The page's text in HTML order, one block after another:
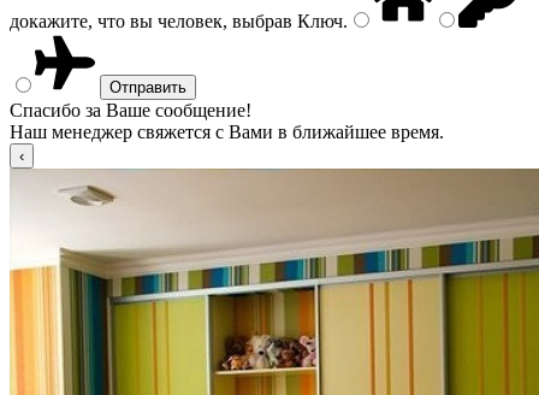
докажите, что вы человек, выбрав Ключ.
Спасибо за Ваше сообщение!
Наш менеджер свяжется с Вами в ближайшее время.